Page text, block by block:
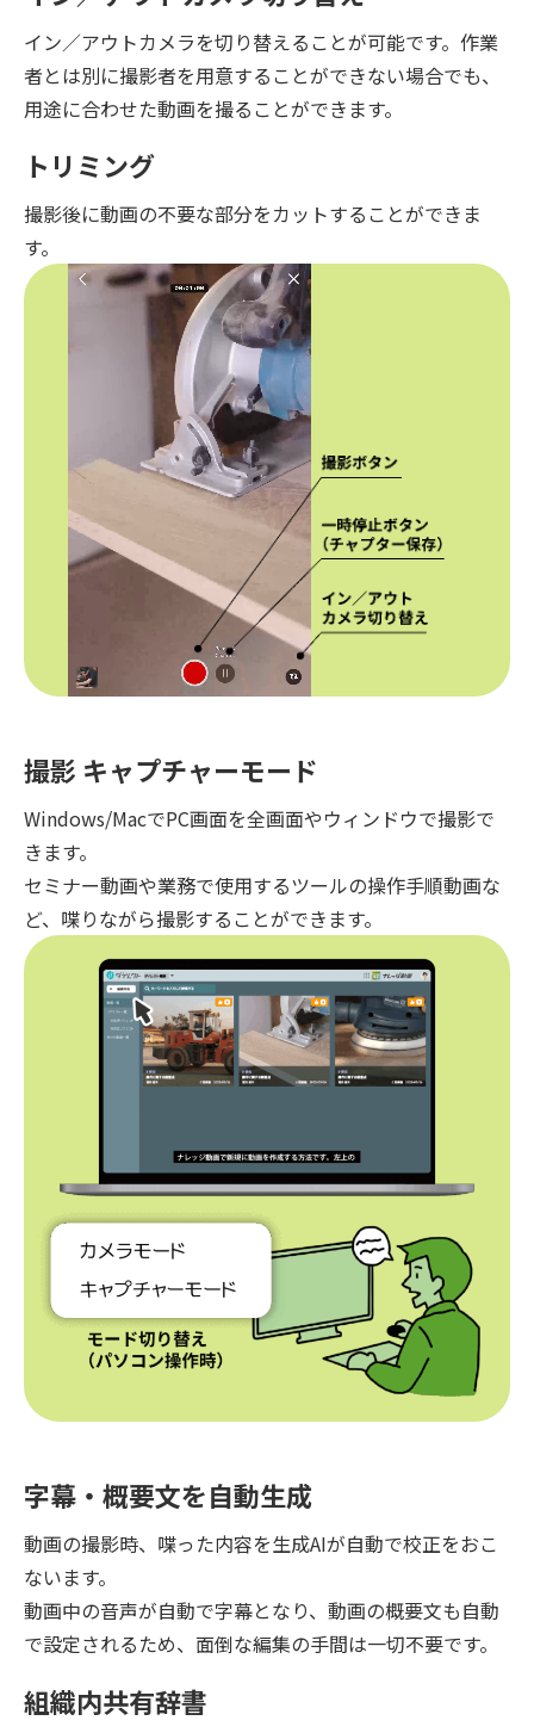
イン／アウトカメラを切り替えることが可能です。作業
者とは別に撮影者を用意することができない場合でも、
用途に合わせた動画を撮ることができます。
トリミング
撮影後に動画の不要な部分をカットすることができま
す。
撮影 キャプチャーモード
Windows/MacでPC画面を全画面やウィンドウで撮影で
きます。
セミナー動画や業務で使用するツールの操作手順動画な
ど、喋りながら撮影することができます。
字幕・概要文を自動生成
動画の撮影時、喋った内容を生成AIが自動で校正をおこ
ないます。
動画中の音声が自動で字幕となり、動画の概要文も自動
で設定されるため、面倒な編集の手間は一切不要です。
組織内共有辞書